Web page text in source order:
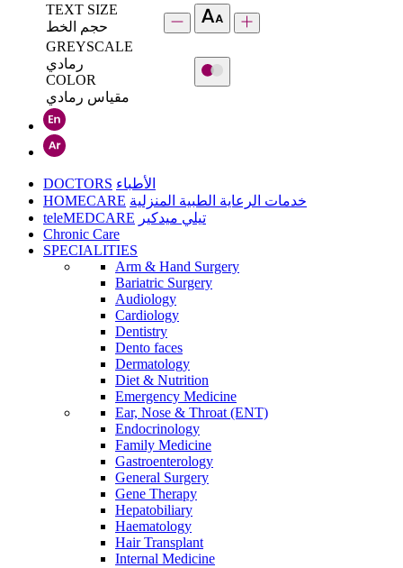
TEXT SIZE
حجم الخط
GREYSCALE
رمادي
COLOR
مقياس رمادي
DOCTORS الأطباء
HOMECARE خدمات الرعاية الطبية المنزلية
teleMEDCARE تيلي ميدكير
Chronic Care
SPECIALITIES
Arm & Hand Surgery
Bariatric Surgery
Audiology
Cardiology
Dentistry
Dento faces
Dermatology
Diet & Nutrition
Emergency Medicine
Ear, Nose & Throat (ENT)
Endocrinology
Family Medicine
Gastroenterology
General Surgery
Gene Therapy
Hepatobiliary
Haematology
Hair Transplant
Internal Medicine